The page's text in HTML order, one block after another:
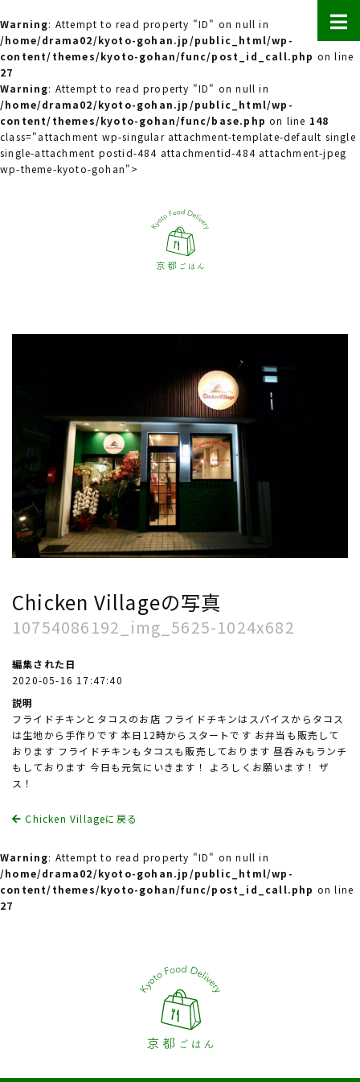
Warning: Attempt to read property "ID" on null in
/home/drama02/kyoto-gohan.jp/public_html/wp-
content/themes/kyoto-gohan/func/post_id_call.php on line
27
Warning: Attempt to read property "ID" on null in
/home/drama02/kyoto-gohan.jp/public_html/wp-
content/themes/kyoto-gohan/func/base.php on line 148
class="attachment wp-singular attachment-template-default single
single-attachment postid-484 attachmentid-484 attachment-jpeg
wp-theme-kyoto-gohan">
Chicken Villageの写真
10754086192_img_5625-1024x682
編集された日
2020-05-16 17:47:40
説明
フライドチキンとタコスのお店 フライドチキンはスパイスからタコス
は生地から手作りです 本日12時からスタートです お弁当も販売して
おります フライドチキンもタコスも販売しております 昼呑みもランチ
もしております 今日も元気にいきます！ よろしくお願います！ ザ
ス！
Chicken Villageに戻る
Warning: Attempt to read property "ID" on null in
/home/drama02/kyoto-gohan.jp/public_html/wp-
content/themes/kyoto-gohan/func/post_id_call.php on line
27